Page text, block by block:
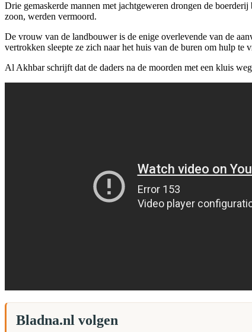
Drie gemaskerde mannen met jachtgeweren drongen de
zoon, werden vermoord.
De vrouw van de landbouwer is de enige overlevende van de
vertrokken sleepte ze zich naar het huis van de buren om hulp
Al Akhbar schrijft dat de daders na de moorden met een kluis
Bladna.nl volgen